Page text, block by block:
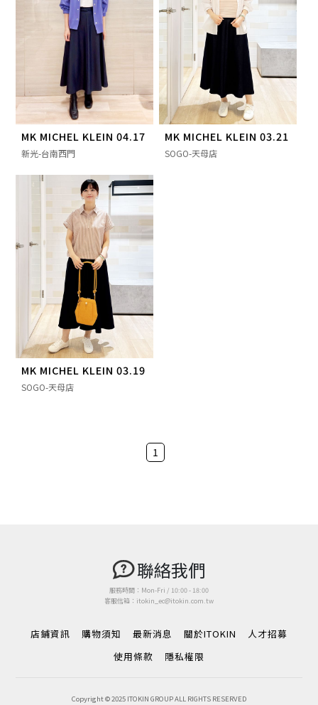
MK MICHEL KLEIN 04.17
新光-台南西門
MK MICHEL KLEIN 03.21
SOGO-天母店
MK MICHEL KLEIN 03.19
SOGO-天母店
1
聯絡我們
服務時間：Mon-Fri / 10:00 - 18:00
客服信箱：itokin_ec@itokin.com.tw
店鋪資訊 購物須知 最新消息 關於ITOKIN
人才招募
使用條款
隱私權限
Copyright © 2025 ITOKIN GROUP ALL RIGHTS RESERVED